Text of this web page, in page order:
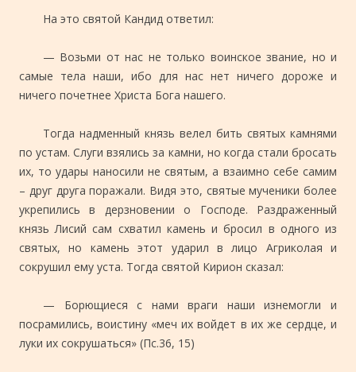
На это святой Кандид ответил:
— Возьми от нас не только воинское звание, но и
самые тела наши, ибо для нас нет ничего дороже и
ничего почетнее Христа Бога нашего.
Тогда надменный князь велел бить святых камнями
по устам. Слуги взялись за камни, но когда стали бросать
их, то удары наносили не святым, а взаимно себе самим
– друг друга поражали. Видя это, святые мученики более
укрепились в дерзновении о Господе. Раздраженный
князь Лисий сам схватил камень и бросил в одного из
святых, но камень этот ударил в лицо Агриколая и
сокрушил ему уста. Тогда святой Кирион сказал:
— Борющиеся с нами враги наши изнемогли и
посрамились, воистину «меч их войдет в их же сердце, и
луки их сокрушаться» (Пс.36, 15)